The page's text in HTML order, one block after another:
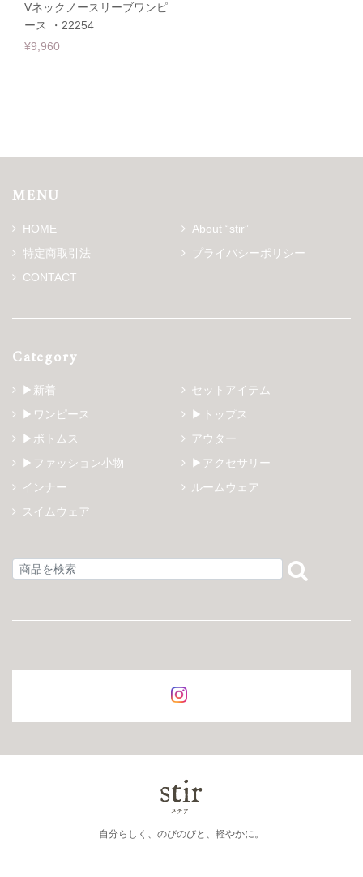
Vネックノースリーブワンピ
ース ・22254
¥9,960
MENU
HOME
About “stir”
特定商取引法
プライバシーポリシー
CONTACT
Category
▶新着
セットアイテム
▶ワンピース
▶トップス
▶ボトムス
アウター
▶ファッション小物
▶アクセサリー
インナー
ルームウェア
スイムウェア
自分らしく、のびのびと、軽やかに。